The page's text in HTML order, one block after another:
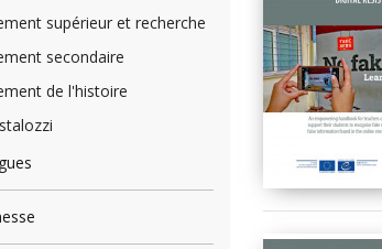
supérieur et recherche
secondaire
de l'histoire